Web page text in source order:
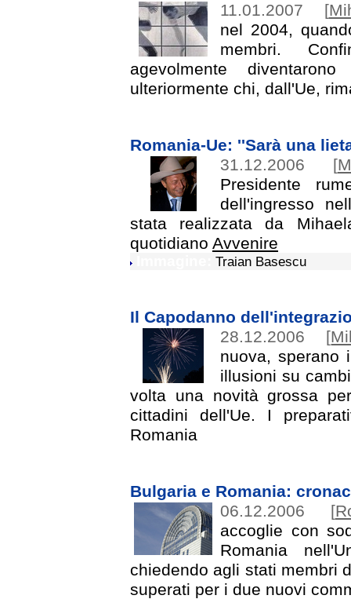
11.01.2007
[
nel 2004,
membri.
agevolmente
ulteriormente chi, dall'Ue,
Romania-Ue: ''Sarà una
31.12.2006
[
Presidente
dell'ingresso
stata realizzata da
quotidianoAvvenire
Immagine:Traian Basescu
Il Capodanno
28.12.2006
[
nuova, sperano
illusioni su
volta una novità grossa
cittadini dell'Ue. I
Romania
Bulgaria e Romania:
06.12.2006
[
accoglie con
Romania
chiedendo agli stati membri
superati per i due nuovi